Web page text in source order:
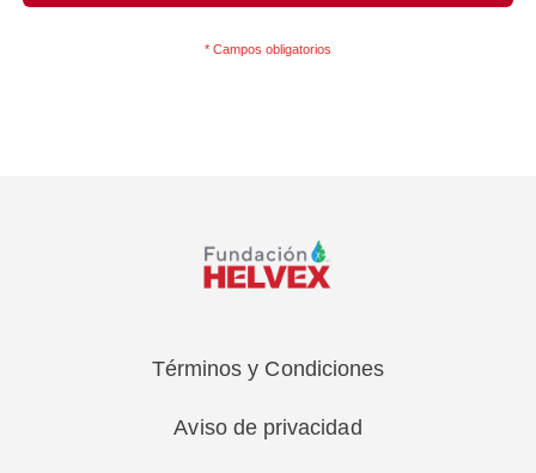
Términos y Condiciones
Aviso de privacidad